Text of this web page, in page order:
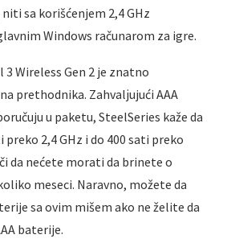
sa korišćenjem 2,4 GHz
Windows računarom za igre.
Wireless Gen 2 je znatno
prethodnika. Zahvalјujući AAA
u paketu, SteelSeries kaže da
2,4 GHz i do 400 sati preko
da nećete morati da brinete o
meseci. Naravno, možete da
sa ovim mišem ako ne želite da
baterije.